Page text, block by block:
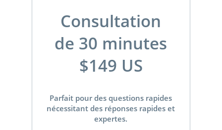
Consultation
de 30 minutes
$149 US
Parfait pour des questions rapides
nécessitant des réponses rapides et
expertes.